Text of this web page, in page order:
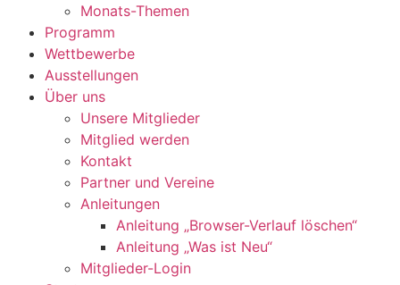
Monats-Themen
Programm
Wettbewerbe
Ausstellungen
Über uns
Unsere Mitglieder
Mitglied werden
Kontakt
Partner und Vereine
Anleitungen
Anleitung „Browser-Verlauf löschen“
Anleitung „Was ist Neu“
Mitglieder-Login